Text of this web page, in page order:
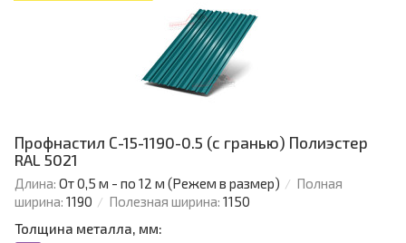
Профнастил С-15-1190-0.5 (с гранью) Полиэстер
RAL 5021
Длина: От 0,5 м - по 12 м (Режем в размер)
Полная
ширина: 1190 Полезная ширина: 1150
Толщина металла, мм: